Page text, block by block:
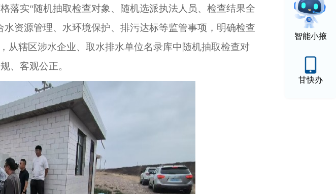
智能小掖
甘快办
落实“随机抽取检查对象、随机选派执法人员、检查结果全
水资源管理、水环境保护、排污达标等监管事项，明确检查
从辖区涉水企业、取水排水单位名录库中随机抽取检查对
、客观公正。